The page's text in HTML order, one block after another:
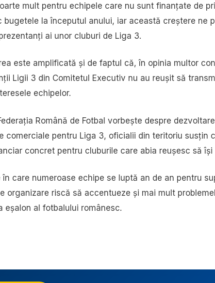
mult pentru echipele care nu sunt finanțate de
bugetele la începutul anului, iar această creștere ne
ai unor cluburi de Liga 3.
este amplificată și de faptul că, în opinia multor
Ligii 3 din Comitetul Executiv nu au reușit să
echipelor.
Română de Fotbal vorbește despre
comerciale pentru Liga 3, oficialii din teritoriu susțin
concret pentru cluburile care abia reușesc să
în care numeroase echipe se luptă an de an pentru
organizare riscă să accentueze și mai mult
eșalon al fotbalului românesc.